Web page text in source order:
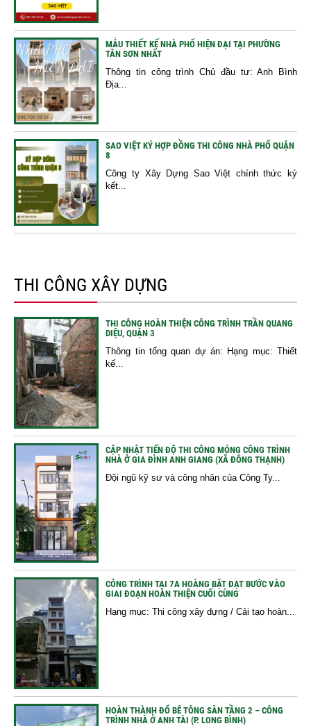
MẪU THIẾT KẾ NHÀ PHỐ HIỆN ĐẠI TẠI PHƯỜNG
TÂN SƠN NHẤT
Thông tin công trình Chủ đầu tư: Anh Bình
Địa...
SAO VIỆT KÝ HỢP ĐỒNG THI CÔNG NHÀ PHỐ QUẬN
8
Công ty Xây Dựng Sao Việt chính thức ký
kết...
THI CÔNG XÂY DỰNG
THI CÔNG HOÀN THIỆN CÔNG TRÌNH TRẦN QUANG
DIỆU, QUẬN 3
Thông tin tổng quan dự án: Hạng mục: Thiết
kế...
CẬP NHẬT TIẾN ĐỘ THI CÔNG MÓNG CÔNG TRÌNH
NHÀ Ở GIA ĐÌNH ANH GIANG (XÃ ĐÔNG THẠNH)
Đội ngũ kỹ sư và công nhân của Công Ty...
CÔNG TRÌNH TẠI 7A HOÀNG BẬT ĐẠT BƯỚC VÀO
GIAI ĐOẠN HOÀN THIỆN CUỐI CÙNG
Hạng mục: Thi công xây dựng / Cải tạo hoàn...
HOÀN THÀNH ĐỔ BÊ TÔNG SÀN TẦNG 2 – CÔNG
TRÌNH NHÀ Ở ANH TÀI (P. LONG BÌNH)